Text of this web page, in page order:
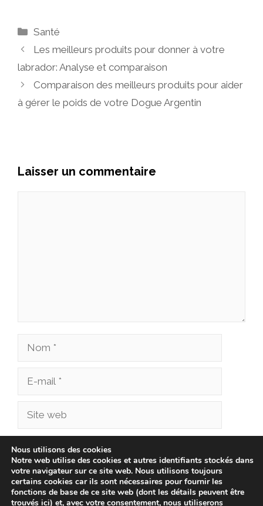
Catégories
Santé
Les meilleurs produits pour donner à votre
labrador: Analyse et comparaison
Comparaison des meilleurs produits pour aider
à gérer le poids de votre Dogue Argentin
Laisser un commentaire
Nom
Site
Enregistrer mon nom, mon e-mail et mon site
dans le navigateur pour mon prochain
commentaire.
Nous utilisons des cookies
Notre web utilise des cookies et autres identifiants stockés dans
votre navigateur sur ce site web. Nous utilisons toujours
certains cookies car ils sont nécessaires pour fournir les
fonctions de base de ce site web (dont les détails peuvent être
trouvés ici) et, avec votre consentement, nous utiliserons